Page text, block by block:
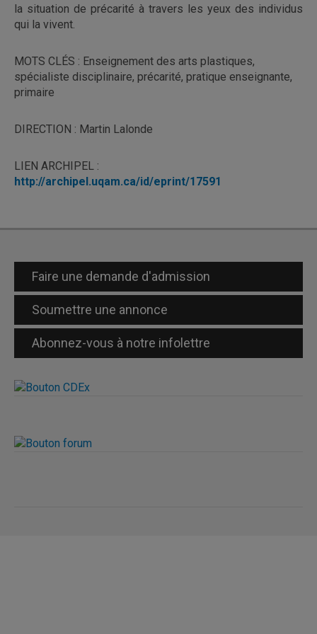
la situation de précarité à travers les yeux des individus
qui la vivent.
MOTS CLÉS : Enseignement des arts plastiques,
spécialiste disciplinaire, précarité, pratique enseignante,
primaire
DIRECTION : Martin Lalonde
LIEN ARCHIPEL :
http://archipel.uqam.ca/id/eprint/17591
Faire une demande d'admission
Soumettre une annonce
Abonnez-vous à notre infolettre